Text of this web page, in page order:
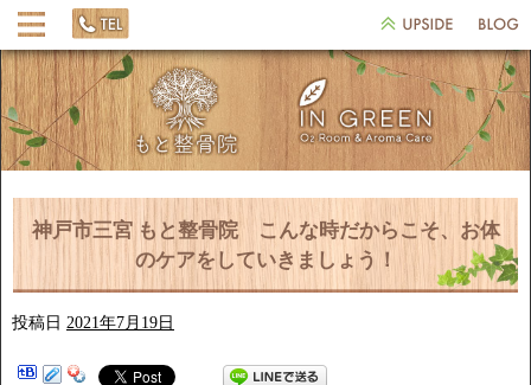
神戸市三宮 もと整骨院 こんな時だからこそ、お体
のケアをしていきましょう！
投稿日 2021年7月19日